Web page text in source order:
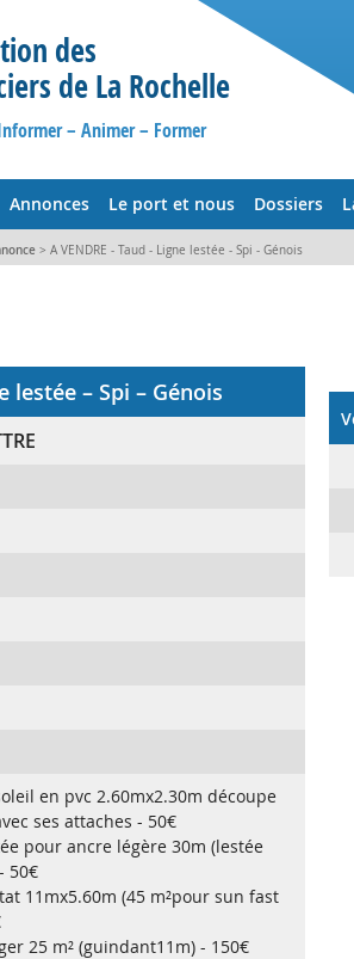
des
de La Rochelle
– Animer – Former
Annonces Le port et nous Dossiers
> A VENDRE - Taud - Ligne lestée - Spi - Génois
lestée – Spi – Génois
en pvc 2.60mx2.30m découpe
ses attaches - 50€
pour ancre légère 30m (lestée
50€
11mx5.60m (45 m²pour sun fast
25 m² (guindant11m) - 150€